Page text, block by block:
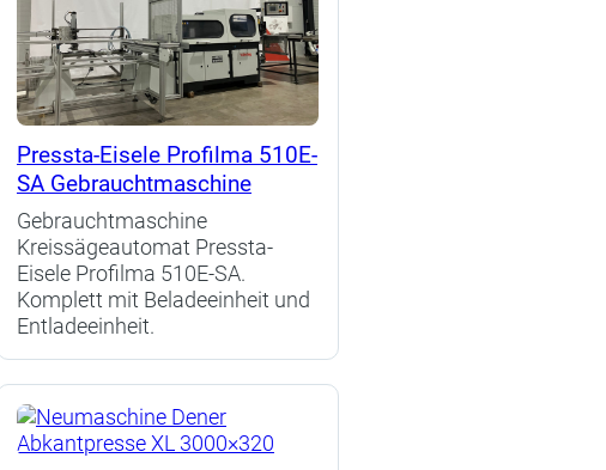
Pressta-Eisele Profilma 510E-
SA Gebrauchtmaschine
Gebrauchtmaschine
Kreissägeautomat Pressta-
Eisele Profilma 510E-SA.
Komplett mit Beladeeinheit und
Entladeeinheit.